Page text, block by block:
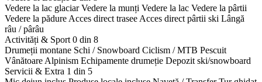
Vedere la lac glaciar Vedere la munți Vedere la lac Vedere la pârtii
Vedere la pădure Acces direct trasee Acces direct pârtii ski Lângă
râu / pârâu
Activități & Sport 0 din 8
Drumeții montane Schi / Snowboard Ciclism / MTB Pescuit
Vânătoare Alpinism Echipamente drumeție Depozit ski/snowboard
Servicii & Extra 1 din 5